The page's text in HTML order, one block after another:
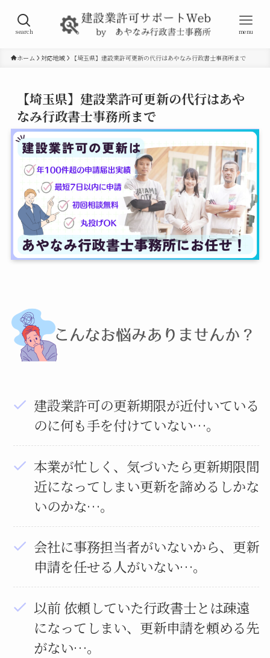
search menu
ホーム 対応地域 【埼玉県】建設業許可更新の代行はあやなみ行政書士事務所まで
【埼玉県】建設業許可更新の代行はあや
なみ行政書士事務所まで
建設業許可の更新期限が近付いている
のに何も手を付けていない…。
本業が忙しく、気づいたら更新期限間
近になってしまい更新を諦めるしかな
いのかな…。
会社に事務担当者がいないから、更新
申請を任せる人がいない…。
以前 依頼していた行政書士とは疎遠
になってしまい、更新申請を頼める先
がない…。